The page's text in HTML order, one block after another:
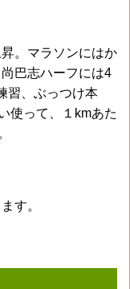
。マラソンにはか
巴志ハーフには4
習、ぶっつけ本
使って、１kmあた
す。